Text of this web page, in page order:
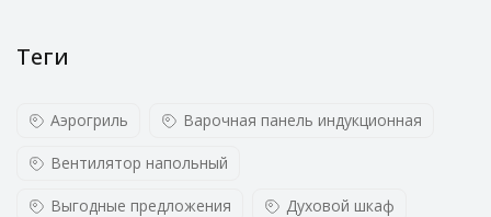
Теги
Аэрогриль Варочная панель индукционная
Вентилятор напольный
Выгодные предложения Духовой шкаф